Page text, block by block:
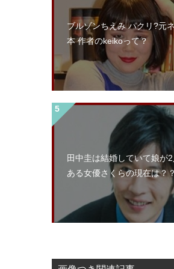
ブルゾンちえみ パクリ?元
本 作者のkeikoって？
田中圭は結婚していて娘が
ある女優さくらの現在は？？